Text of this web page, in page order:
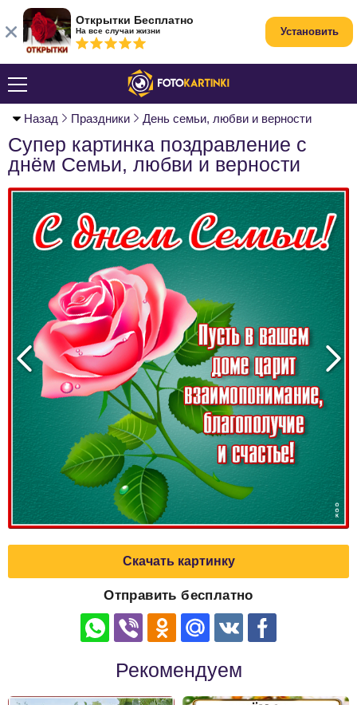
Назад Праздники День семьи, любви и верности
Супер картинка поздравление с
днём Семьи, любви и верности
Скачать картинку
Отправить бесплатно
Рекомендуем
Открытки Бесплатно
На все случаи жизни Установить